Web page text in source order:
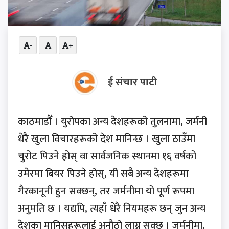
- +
ई संचार पाटी
काठमाडौँ । युरोपका अन्य देशहरूको तुलनामा, जर्मनी
धेरै खुला विचारहरूको देश मानिन्छ । खुला ठाउँमा
चुरोट पिउने होस् वा सार्वजनिक स्थानमा १६ वर्षको
उमेरमा बियर पिउने होस्, यी सबै अन्य देशहरूमा
गैरकानूनी हुन सक्छन्, तर जर्मनीमा यो पूर्ण रूपमा
अनुमति छ । यद्यपि, त्यहाँ धेरै नियमहरू छन् जुन अन्य